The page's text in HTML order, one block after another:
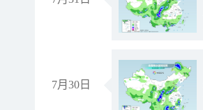
7月30日